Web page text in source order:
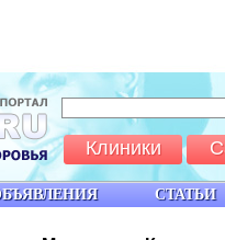
СТАТЬИ
Клиники